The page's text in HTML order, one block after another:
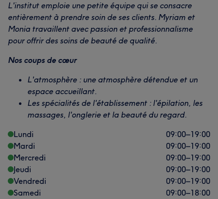
L'institut emploie une petite équipe qui se consacre
entièrement à prendre soin de ses clients. Myriam et
Monia travaillent avec passion et professionnalisme
pour offrir des soins de beauté de qualité.
Nos coups de cœur
L'atmosphère : une atmosphère détendue et un
espace accueillant.
Les spécialités de l'établissement : l'épilation, les
massages, l'onglerie et la beauté du regard.
Lundi
09:00–19:00
Mardi
09:00–19:00
Mercredi
09:00–19:00
Jeudi
09:00–19:00
Vendredi
09:00–19:00
Samedi
09:00–18:00